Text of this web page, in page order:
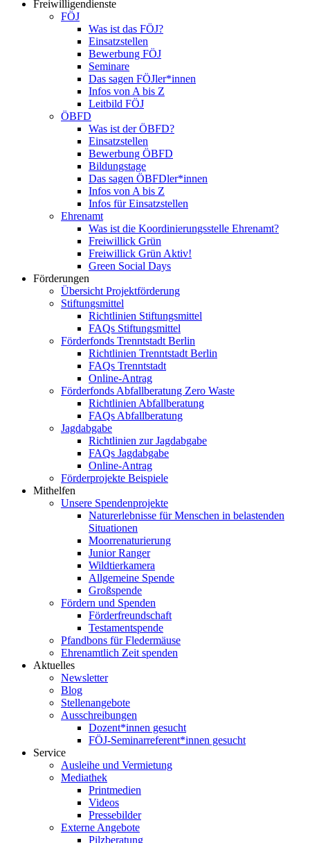
Freiwilligendienste
FÖJ
Was ist das FÖJ?
Einsatzstellen
Bewerbung FÖJ
Seminare
Das sagen FÖJler*innen
Infos von A bis Z
Leitbild FÖJ
ÖBFD
Was ist der ÖBFD?
Einsatzstellen
Bewerbung ÖBFD
Bildungstage
Das sagen ÖBFDler*innen
Infos von A bis Z
Infos für Einsatzstellen
Ehrenamt
Was ist die Koordinierungsstelle Ehrenamt?
Freiwillick Grün
Freiwillick Grün Aktiv!
Green Social Days
Förderungen
Übersicht Projektförderung
Stiftungsmittel
Richtlinien Stiftungsmittel
FAQs Stiftungsmittel
Förderfonds Trenntstadt Berlin
Richtlinien Trenntstadt Berlin
FAQs Trenntstadt
Online-Antrag
Förderfonds Abfallberatung Zero Waste
Richtlinien Abfallberatung
FAQs Abfallberatung
Jagdabgabe
Richtlinien zur Jagdabgabe
FAQs Jagdabgabe
Online-Antrag
Förderprojekte Beispiele
Mithelfen
Unsere Spendenprojekte
Naturerlebnisse für Menschen in belastenden
Situationen
Moorrenaturierung
Junior Ranger
Wildtierkamera
Allgemeine Spende
Großspende
Fördern und Spenden
Förderfreundschaft
Testamentspende
Pfandbons für Fledermäuse
Ehrenamtlich Zeit spenden
Aktuelles
Newsletter
Blog
Stellenangebote
Ausschreibungen
Dozent*innen gesucht
FÖJ-Seminarreferent*innen gesucht
Service
Ausleihe und Vermietung
Mediathek
Printmedien
Videos
Pressebilder
Externe Angebote
Pilzberatung